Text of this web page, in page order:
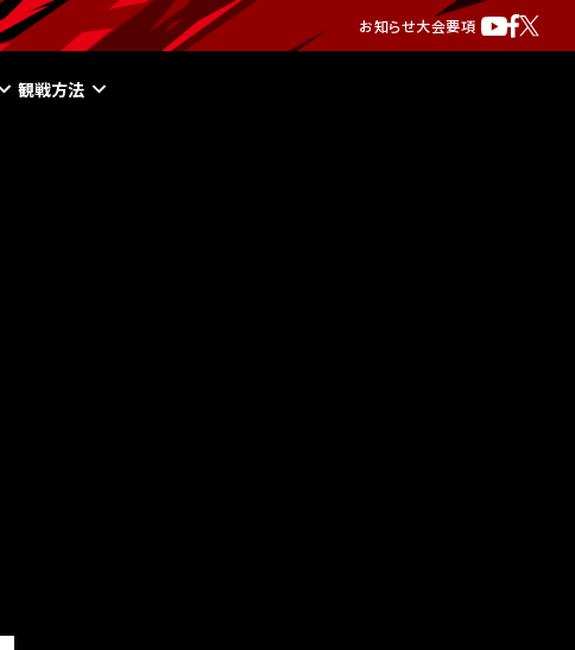
お知らせ大会要項
観戦方法